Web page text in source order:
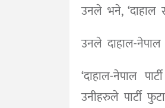
उनले भने, ‘दाहाल
उनले दाहाल-
‘दाहाल-नेपाल
उनीहरुले पार्टी